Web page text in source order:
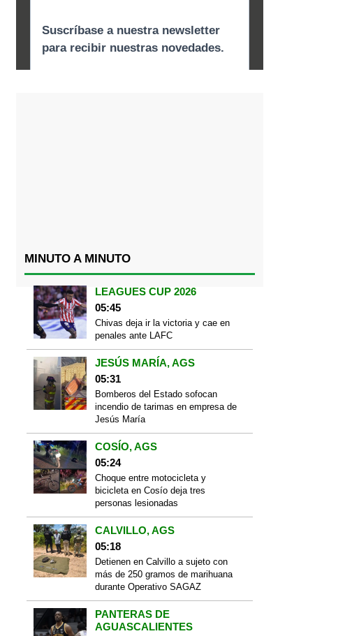
MINUTO A MINUTO
LEAGUES CUP 2026
05:45
Chivas deja ir la victoria y cae en
penales ante LAFC
JESÚS MARÍA, AGS
05:31
Bomberos del Estado sofocan
incendio de tarimas en empresa de
Jesús María
COSÍO, AGS
05:24
Choque entre motocicleta y
bicicleta en Cosío deja tres
personas lesionadas
CALVILLO, AGS
05:18
Detienen en Calvillo a sujeto con
más de 250 gramos de marihuana
durante Operativo SAGAZ
PANTERAS DE
AGUASCALIENTES